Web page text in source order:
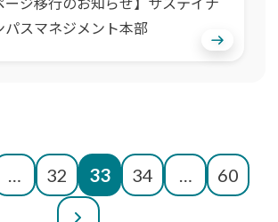
パスマネジメント本部
… 32 33 34 …
60
次
へ